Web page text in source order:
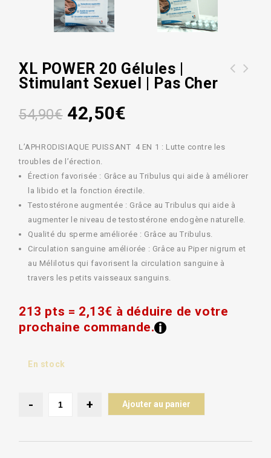
XL POWER 20 Gélules |
Stimulant Sexuel | Pas Cher
54,90€ 42,50€
L’APHRODISIAQUE PUISSANT 4 EN 1 : Lutte contre les
troubles de l’érection.
Érection favorisée : Grâce au Tribulus qui aide à améliorer
la libido et la fonction érectile.
Testostérone augmentée : Grâce au Tribulus qui aide à
augmenter le niveau de testostérone endogène naturelle.
Qualité du sperme améliorée : Grâce au Tribulus.
Circulation sanguine améliorée : Grâce au Piper nigrum et
au Mélilotus qui favorisent la circulation sanguine à
travers les petits vaisseaux sanguins.
213 pts = 2,13€ à déduire de votre
prochaine commande.
En stock
Ajouter au panier